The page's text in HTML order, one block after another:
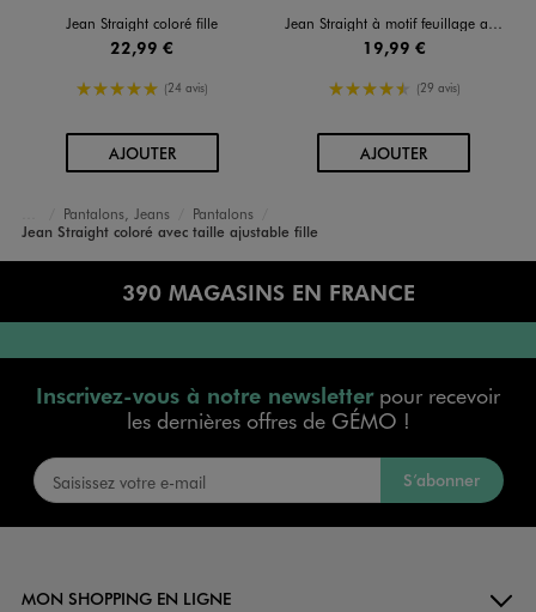
Jean Straight coloré fille
22,99 €
5/5 de moyenne
(24 avis)
AJOUTERAU PANIER
Jean Straight à motif feuillage avec taille ajustable fille
19,99 €
4.5/5 de moyenne
(29 avis)
AJOUTERAU PANIER
Accueil
Fille
Vêtements
Pantalons, Jeans
Pantalons
Jean Straight coloré avec taille ajustable fille
390 MAGASINS EN FRANCE
Inscrivez-vous à notre newsletterpour recevoir
les dernières offres de GÉMO !
S’abonner
MON SHOPPING EN LIGNE